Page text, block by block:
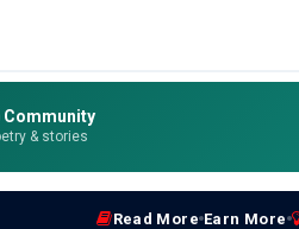
Community
& stories
Read More Earn More